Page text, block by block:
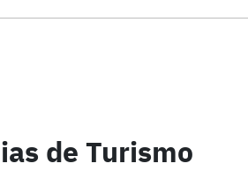
de Turismo